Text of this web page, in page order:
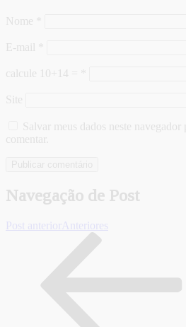
Nome
E-mail
calcule 10+14 =
Site
Salvar meus dados neste navegador
comentar.
Navegação de Post
Post anterior Anteriores